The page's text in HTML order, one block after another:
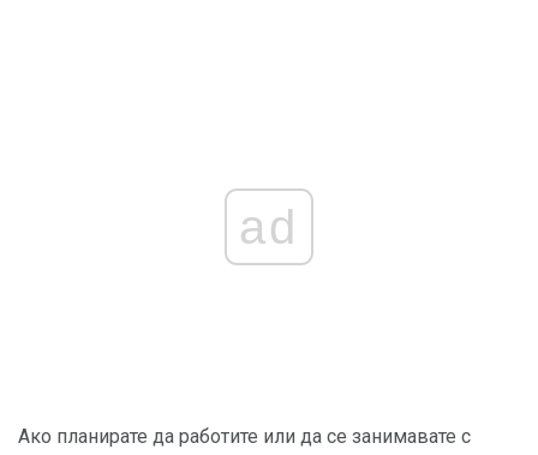
ad
Ако планирате да работите или да се занимавате с